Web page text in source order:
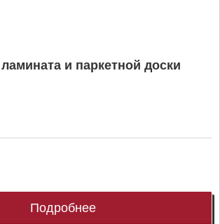
и паркетной доски
Подробнее